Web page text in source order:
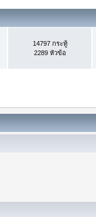
14797 กระทู้
2289 หัวข้อ